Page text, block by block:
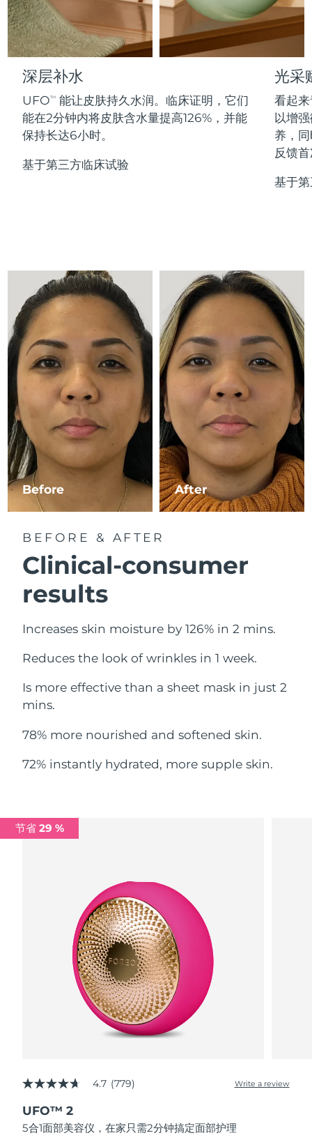
深层补水
UFOTM
能让皮肤持久水润。临床证明，它们
能在2分钟内将皮肤含水量提高126%，并能
保持长达6小时。
基于第三方临床试验
光采
看起
以增
养，
反馈
基于
Before After
BEFORE & AFTER
Clinical-consumer
results
Increases skin moisture by 126% in 2 mins.
Reduces the look of wrinkles in 1 week.
Is more effective than a sheet mask in just 2
mins.
78% more nourished and softened skin.
72% instantly hydrated, more supple skin.
节省 29 %
4.7
of
5
stars,
4.7 (779) Write a review
UFO™ 2
5合1面部美容仪，在家只需2分钟搞定面部护理
PEACH™ 2 go
Travel-friendly IPL hair removal
PEACH™ Cooling Prep Gel
Cooling IPL hair removal gel
SUPERCHARGED™ serum
Firming body serum
ESPADA™ 2
Acne treatment device
ESPADA™ Blemish Solution
Concentrated acne gel
ESPADA™ 设备
IRIS™ 2
Rejuvenating eye massager
眼部护肤
Advanced eye care treatment
眼部护理设备
毛孔护理
KIWI™ derma
KIWI™
Blackhead remover
LUNA™ 4 hair
2-in-1 LED scalp massager
FLIP™ play advanced
LED light hairbrush
牙齿美白
NEW
issa™ Teeth Whitening Set
Dual LED + sonic device & 18% PAP gel
更多的
全部购买
FOREO APP
关于我们
中国香港特别行政区 预计送达日期8/13/26
匈牙利 预计送达日期8/12/26
冰岛 8/13/26
印度尼西亚 预计送达日期 8/10/26
爱尔兰 8/12/26
马恩岛
日本 预计送达日期8/15/26
泽西岛 预计送达日期8/17/26
哈萨克斯坦 预计送达日期8/14/26
科威特 预计送达日期8/12/26
拉脱维亚 预计送达日期
黎巴嫩 预计送达日期 8/13/26
立陶宛 预计送达日期8/12/26
卢森堡 预计送达日期8/12/26
中国澳门特别行政区
马来西亚 预计送达日期
马耳他
墨西哥 预计送达日期8/16/26
摩纳哥 预计送达日期8/13/26
荷兰 预计送达日期8/12/26
新西兰 预计送达日期
挪威 预计送达日期8/12/26
菲律宾
预计送达日期
预计送达日期
预计送达日期
沙特阿拉伯 预计送达日期8/13/26
新加坡 预计送达日期